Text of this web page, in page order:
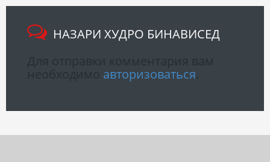
НАЗАРИ ХУДРО БИНАВИСЕД
авторизоваться